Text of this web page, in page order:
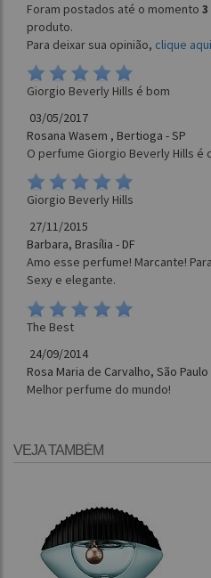
Foram postados até o momento 3
produto.
Para deixar sua opinião, clique aqui
Giorgio Beverly Hills é bom
03/05/2017
Rosana Wasem , Bertioga - SP
O perfume Giorgio Beverly Hills
Giorgio Beverly Hills
27/11/2015
Barbara, Brasília - DF
Amo esse perfume! Marcante!
Sexy e elegante.
The Best
24/09/2014
Rosa Maria de Carvalho, São Paulo
Melhor perfume do mundo!
VEJA TAMBÉM